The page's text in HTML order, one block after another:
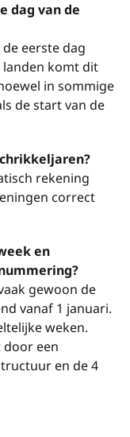
dag van de
eerste dag
landen komt dit
in sommige
de start van de
rekening
correct
en
gewoon de
vanaf 1 januari.
weken.
een
en de 4